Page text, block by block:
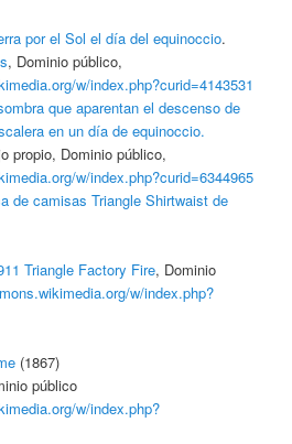
por el Sol el día del equinoccio.
, Dominio público,
w/index.php?curid=4143531
que aparentan el descenso de
en un día de equinoccio.
propio, Dominio público,
w/index.php?curid=6344965
de camisas Triangle Shirtwaist de
Triangle Factory Fire, Dominio
w/index.php?
(1867)
público
w/index.php?